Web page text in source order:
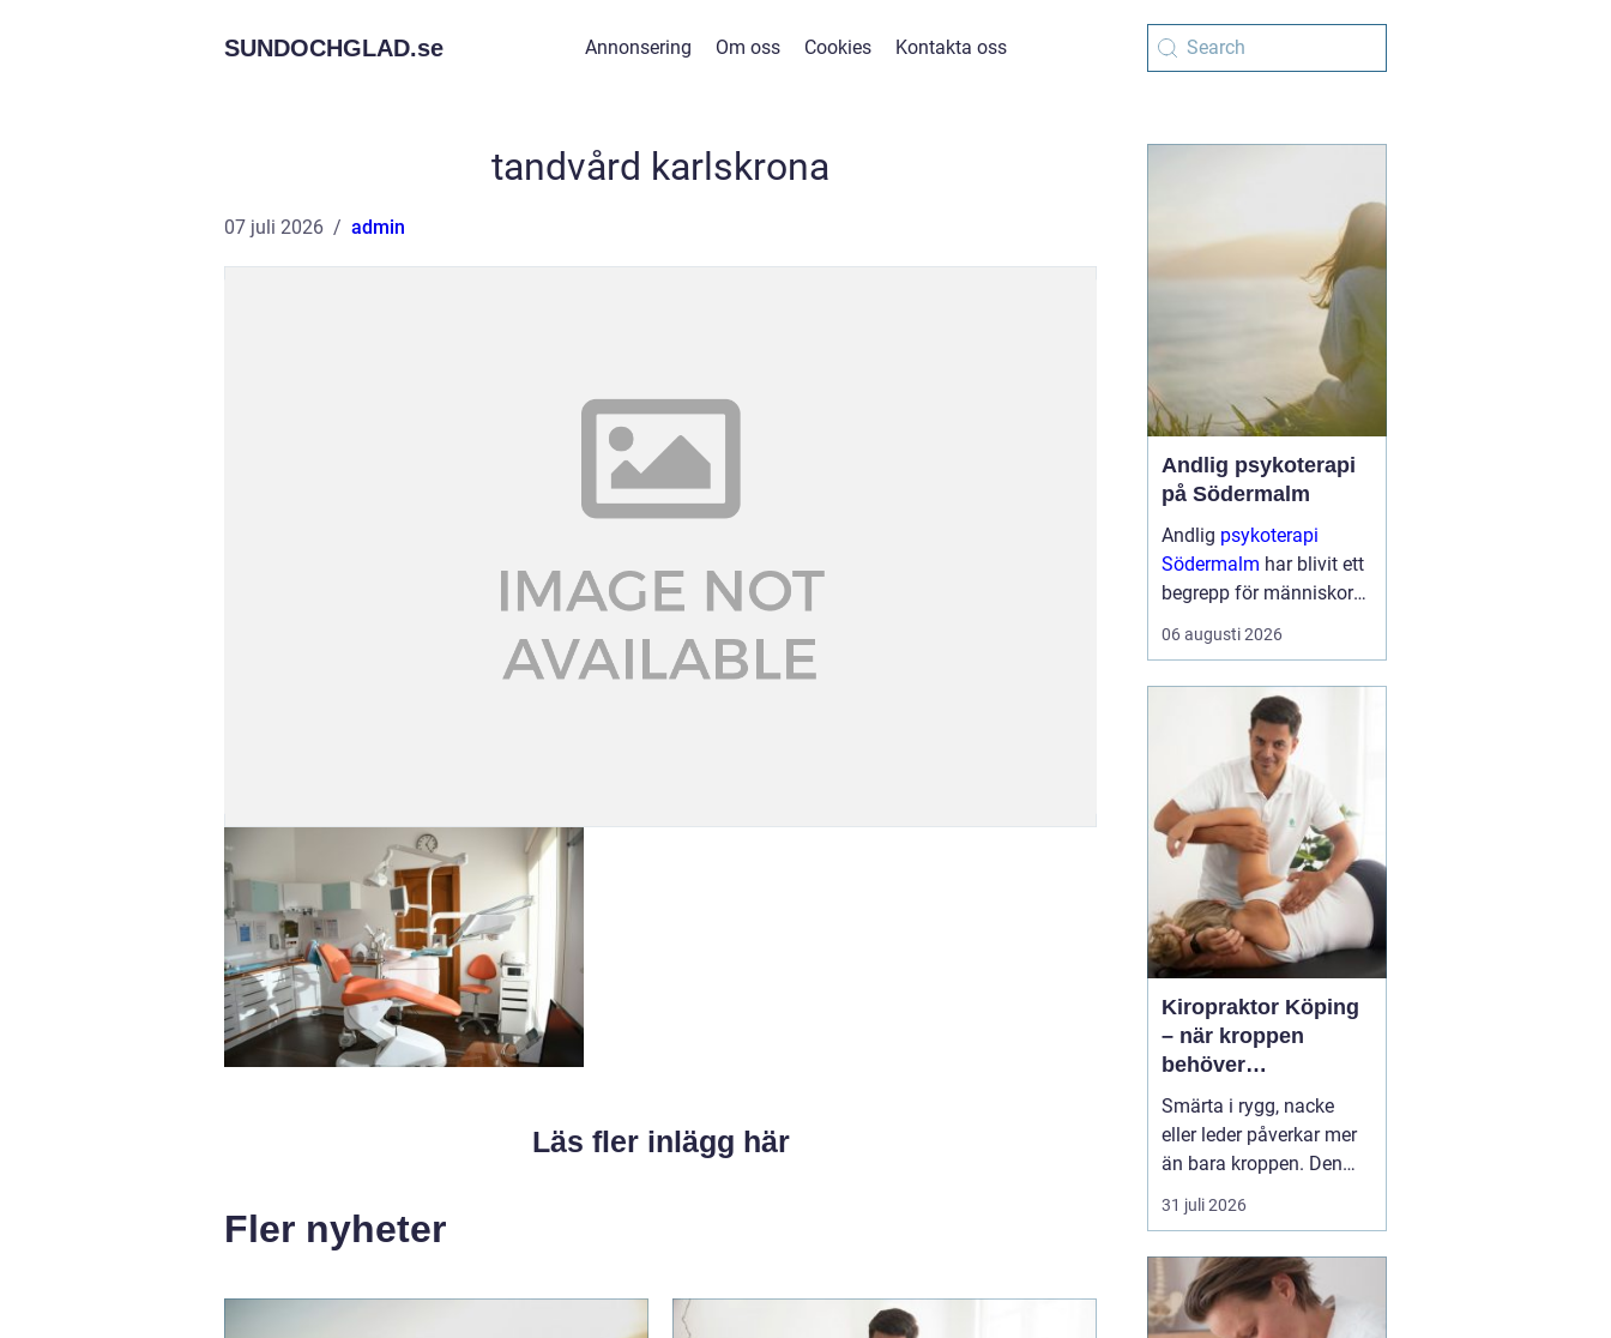
SUNDOCHGLAD.se Annonsering Om oss Cookies Kontakta oss
tandvård karlskrona
07 juli 2026 admin
Läs fler inlägg här
Fler nyheter
Andlig psykoterapi
på Södermalm
Andlig psykoterapi
Södermalm har blivit ett
begrepp för människor
som söker en mer
fördjupad form av
psykologiska och
existentiella frågor f...
06 augusti 2026
Kiropraktor Köping
– när kroppen
behöver
professionell hjälp
Smärta i rygg, nacke
eller leder påverkar mer
än bara kroppen. Den
kan störa sömnen, göra
det svårt att koncentrera
sådant som arbete,
träning och vardagliga
31 juli 2026